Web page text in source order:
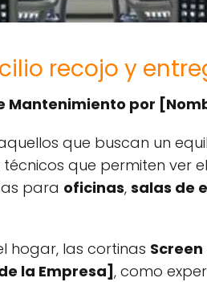
recojo y
Mantenimiento por
que buscan un
que permiten ver
para oficinas, salas de
hogar, las cortinas Screen
la Empresa], como